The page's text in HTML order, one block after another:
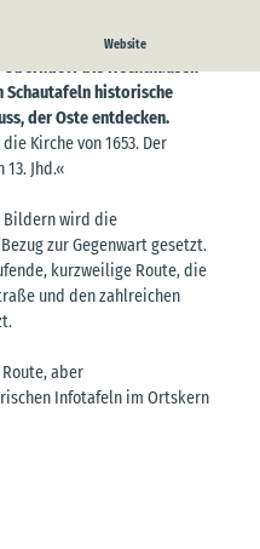
Website
von Belum über Neuhaus
Oberndorf bis Hechthausen
Schautafeln historische
der Oste entdecken.
Kirche von 1653. Der
Jhd.«
Bildern wird die
zur Gegenwart gesetzt.
kurzweilige Route, die
und den zahlreichen
aber
Infotafeln im Ortskern